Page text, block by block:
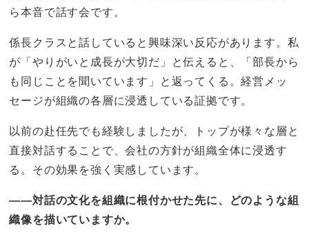
ら本音で話す会です。
係長クラスと話していると興味深い反応があります。私
が「やりがいと成長が大切だ」と伝えると、「部長から
も同じことを聞いています」と返ってくる。経営メッ
セージが組織の各層に浸透している証拠です。
以前の赴任先でも経験しましたが、トップが様々な層と
直接対話することで、会社の方針が組織全体に浸透す
る。その効果を強く実感しています。
——対話の文化を組織に根付かせた先に、どのような組
織像を描いていますか。